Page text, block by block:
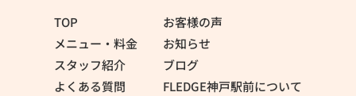
TOP
メニュー・料金
スタッフ紹介
よくある質問
お客様の声
お知らせ
ブログ
FLEDGE神戸駅前について